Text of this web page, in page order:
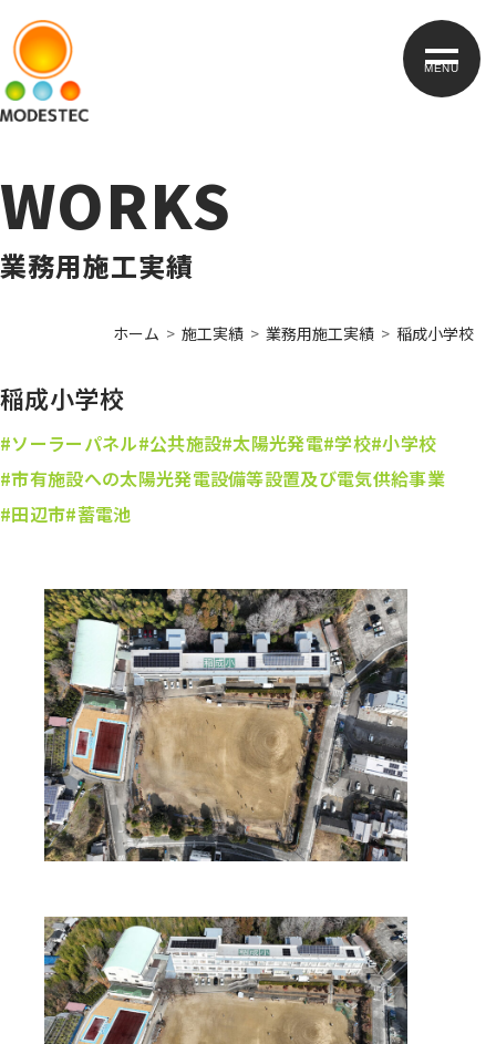
MENU
WORKS
業務用施工実績
ホーム 施工実績 業務用施工実績 稲成小学校
稲成小学校
#ソーラーパネル#公共施設#太陽光発電#学校#小学校
#市有施設への太陽光発電設備等設置及び電気供給事業
#田辺市#蓄電池